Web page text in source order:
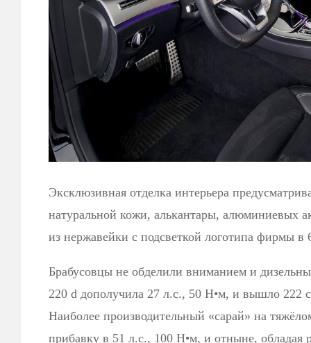
Эксклюзивная отделка интерьера
натуральной кожи, алькантары, алюминиевых
из нержавейки с подсветкой логотипа фирмы в
Брабусовцы не обделили вниманием и
220 d дополучила 27 л.с., 50 Н•м, и вышло 222
Наиболее производительный «сарай» на
прибавку в 51 л.с., 100 Н•м, и отныне, обладая